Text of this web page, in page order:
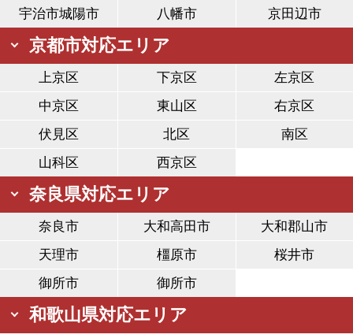
宇治市城陽市 八幡市 京田辺市
京都市対応エリア
上京区 下京区
左京区
中京区
東山区
右京区
伏見区
北区
南区
山科区
西京区
奈良県対応エリア
奈良市 大和高田市
大和郡山市
天理市
橿原市
桜井市
御所市
御所市
和歌山県対応エリア